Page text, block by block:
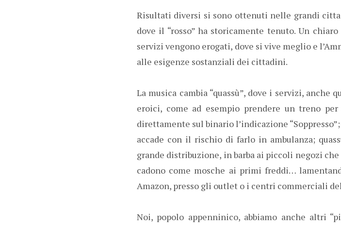
Risultati diversi si sono ottenuti nelle grandi
dove il “rosso” ha storicamente tenuto. Un
servizi vengono erogati, dove si vive meglio e
alle esigenze sostanziali dei cittadini.
La musica cambia “quassù”, dove i servizi,
eroici, come ad esempio prendere un treno
direttamente sul binario l’indicazione
accade con il rischio di farlo in ambulanza;
grande distribuzione, in barba ai piccoli negozi
cadono come mosche ai primi freddi…
Amazon, presso gli outlet o i centri commerciali
Noi, popolo appenninico, abbiamo anche altri